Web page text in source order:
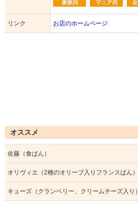
リンク お店のホームページ
オススメ
佐藤（食ぱん）
オリヴィエ（2種のオリーブ入りフランスぱん）
キューズ（クランベリー、クリームチーズ入り）